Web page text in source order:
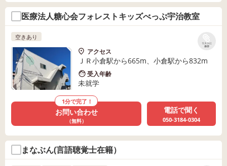
医療法人糖心会フォレストキッズべっぷ宇治教室
リストに
保存
空きあり
アクセス
ＪＲ小倉駅から665m、小倉駅から832m
受入年齢
未就学
1分で完了！
お問い合わせ
（無料）
電話で聞く
050-3184-0304
まなぶん(言語聴覚士在籍）